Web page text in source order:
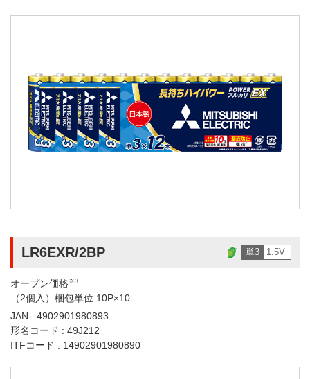
LR6EXR/2BP 単3 1.5V
オープン価格※3
（2個入）梱包単位 10P×10
JAN : 4902901980893
形名コード : 49J212
ITFコード : 14902901980890